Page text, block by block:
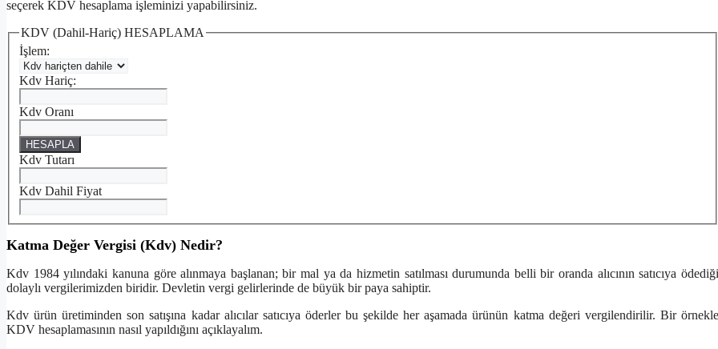
seçerek KDV hesaplama işleminizi yapabilirsiniz.
KDV (Dahil-Hariç) HESAPLAMA
İşlem:
Kdv Hariç:
Kdv Oranı
HESAPLA
Kdv Tutarı
Kdv Dahil Fiyat
Katma Değer Vergisi (Kdv) Nedir?
Kdv 1984 yılındaki kanuna göre alınmaya başlanan; bir mal ya da hizmetin satılması durumunda belli bir oranda alıcının satıcıya ödediği
dolaylı vergilerimizden biridir. Devletin vergi gelirlerinde de büyük bir paya sahiptir.
Kdv ürün üretiminden son satışına kadar alıcılar satıcıya öderler bu şekilde her aşamada ürünün katma değeri vergilendirilir. Bir örnekle
KDV hesaplamasının nasıl yapıldığını açıklayalım.